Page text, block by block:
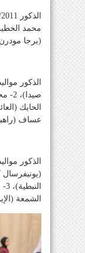
(برجا مودرن)، 3- جوزيف أبي نصر (سيدة
عساف
الشمعة